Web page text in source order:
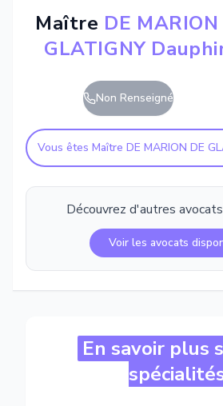
Maître DE MARION
GLATIGNY
Non Renseigné
Vous êtes Maître DE MARION DE
Découvrez d'autres
Voir les avocats
En savoir plus